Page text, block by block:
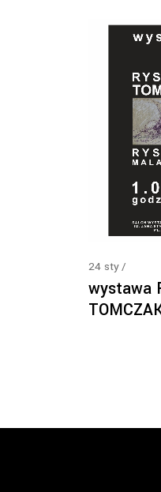
24 sty
wystawa